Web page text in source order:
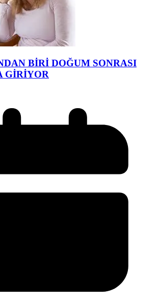
BİRİ DOĞUM SONRASI
GİRİYOR